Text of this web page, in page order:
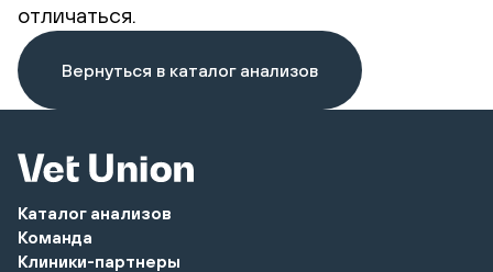
отличаться.
Вернуться в каталог анализов
Каталог анализов
Команда
Клиники-партнеры